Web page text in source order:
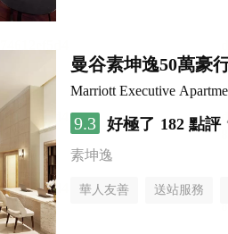
曼谷素坤逸50萬豪
Marriott Executive
9.3 好極了 182 點評
素坤逸
華人友善 送站服務